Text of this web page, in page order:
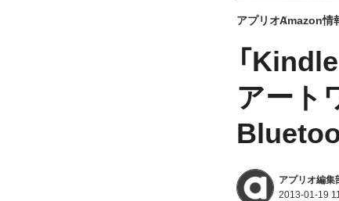
アプリオAmazon情
「
アート
アプリオ編集
2013-01-19